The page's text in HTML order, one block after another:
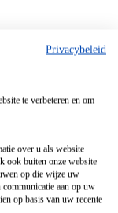
Privacybeleid
te verbeteren en om
over u als website
ook buiten onze website
op die wijze uw
aan op uw
op basis van uw recente